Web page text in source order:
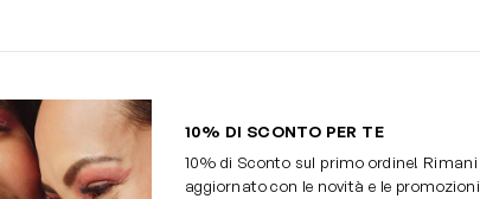
10% DI SCONTO PER TE
10% di Sconto sul primo ordine! Rimani
aggiornato con le novità e le promozioni